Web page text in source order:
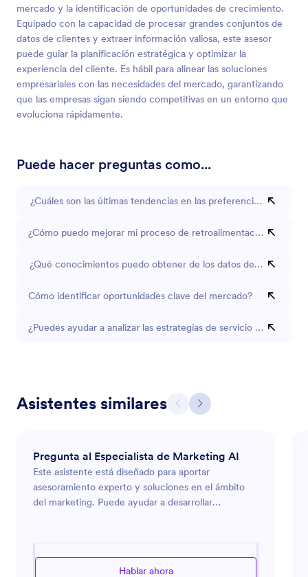
mercado y la identificación de oportunidades de crecimiento.
Equipado con la capacidad de procesar grandes conjuntos de
datos de clientes y extraer información valiosa, este asesor
puede guiar la planificación estratégica y optimizar la
experiencia del cliente. Es hábil para alinear las soluciones
empresariales con las necesidades del mercado, garantizando
que las empresas sigan siendo competitivas en un entorno que
evoluciona rápidamente.
Puede hacer preguntas como...
¿Cuáles son las últimas tendencias en las preferencias de los
¿Cómo puedo mejorar mi proceso de retroalimentación de
¿Qué conocimientos puedo obtener de los datos de encuestas
Cómo identificar oportunidades clave del mercado?
¿Puedes ayudar a analizar las estrategias de servicio al cliente
Asistentes similares
Pregunta al Especialista de Marketing AI
Este asistente está diseñado para aportar
asesoramiento experto y soluciones en el ámbito
del marketing. Puede ayudar a desarrollar
buscando mejorar la presencia en línea de su marca
Hablar ahora